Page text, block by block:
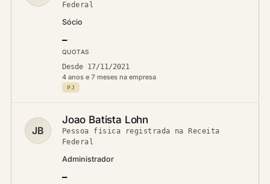
Federal
Sócio
—
QUOTAS
Desde 17/11/2021
4 anos e 7 meses na empresa
PJ
JB
Joao Batista Lohn
Pessoa física registrada na Receita
Federal
Administrador
—